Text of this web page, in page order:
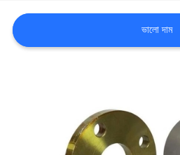
আমাদের
সাথে
ভালো দাম